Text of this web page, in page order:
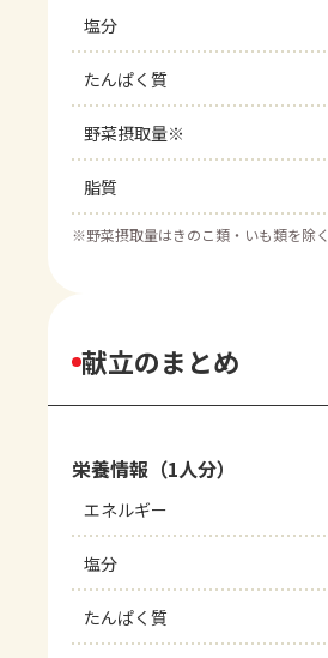
塩分
たんぱく質
野菜摂取量※
脂質
※野菜摂取量はきのこ類・いも類を除く
献立のまとめ
栄養情報（1人分）
エネルギー
塩分
たんぱく質